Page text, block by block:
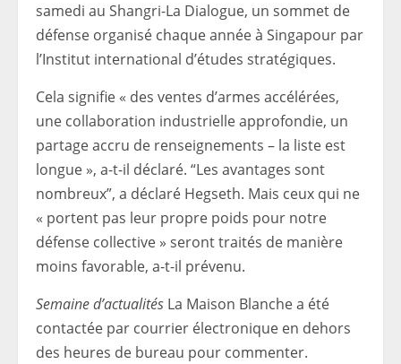
samedi au Shangri-La Dialogue, un sommet de
défense organisé chaque année à Singapour par
l’Institut international d’études stratégiques.
Cela signifie « des ventes d’armes accélérées,
une collaboration industrielle approfondie, un
partage accru de renseignements – la liste est
longue », a-t-il déclaré. “Les avantages sont
nombreux”, a déclaré Hegseth. Mais ceux qui ne
« portent pas leur propre poids pour notre
défense collective » seront traités de manière
moins favorable, a-t-il prévenu.
Semaine d’actualités La Maison Blanche a été
contactée par courrier électronique en dehors
des heures de bureau pour commenter.